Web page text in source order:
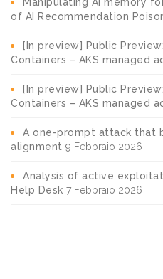
of AI Recommendation
[In preview] Public
Containers – AKS managed
[In preview] Public
Containers – AKS managed
A one-prompt attack that
alignment 9 Febbraio 2026
Analysis of active
Help Desk 7 Febbraio 2026